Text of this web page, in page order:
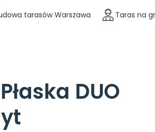
tarasów Warszawa
Taras na
DUO